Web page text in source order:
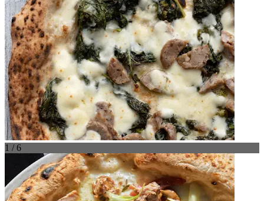
1 / 6